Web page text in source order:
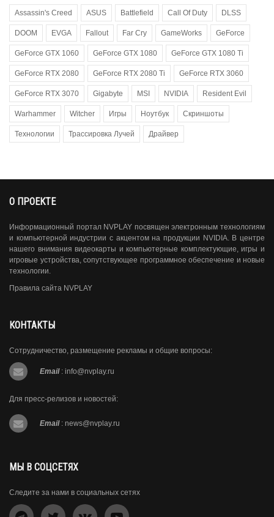
Assassin's Creed ASUS Battlefield Call Of Duty DLSS
DOOM EVGA Fallout Far Cry GameWorks GeForce
GeForce GTX 1060 GeForce GTX 1080 GeForce GTX 1080 Ti
GeForce RTX 2080 GeForce RTX 2080 Ti GeForce RTX 3060
GeForce RTX 3070 Gigabyte MSI NVIDIA Resident Evil
Warhammer Witcher Игры Ноутбук Скриншоты
Технологии Трассировка Лучей Драйвер
О ПРОЕКТЕ
Информационный портал NVPLAY посвящен электронным технологиям
и компьютерной индустрии с акцентом на продукции NVIDIA. В центре
нашего внимания видеокарты и компьютерные комплектующие, игры и
игровые устройства, сопутствующее программное обеспечение и новые
технологии.
Правила сайта NVPLAY
КОНТАКТЫ
Сотрудничество, размещение рекламы и общие вопросы:
Email : info@nvplay.ru
Для пресс-релизов и новостей:
Email : news@nvplay.ru
МЫ В СОЦСЕТЯХ
Следите за нами в социальных сетях